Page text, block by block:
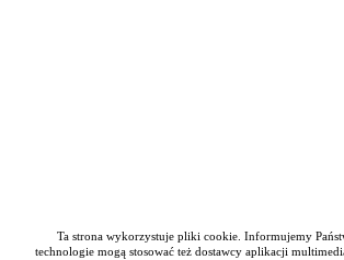
Ta strona wykorzystuje pliki cookie. Informujemy
technologie mogą stosować też dostawcy aplikacji